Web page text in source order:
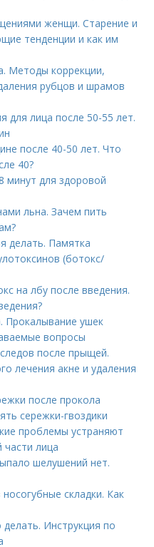
женщи. Старение и
тенденции и как им
Методы коррекции,
рубцов и шрамов
для лица после 50-55 лет.
после 40-50 лет. Что
40?
минут для здоровой
льна. Зачем пить
делать. Памятка
(ботокс/
на лбу после введения.
Прокалывание ушек
вопросы
после прыщей.
лечения акне и удаления
после прокола
сережки-гвоздики
проблемы устраняют
части лица
шелушений нет.
складки. Как
Инструкция по